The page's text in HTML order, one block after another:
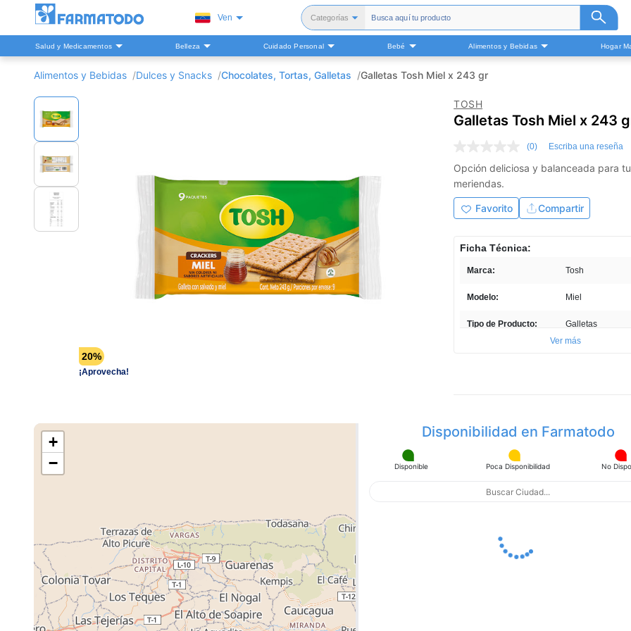
Ven Categorías
Todas
Belleza
Salud y Medicamentos Belleza Cuidado Personal Bebé Alimentos y Bebidas Hogar
Alimentos y Bebidas Dulces y Snacks Chocolates, Tortas, Galletas Galletas Tosh Miel x 243 gr
20%
¡Aprovecha!
TOSH
Galletas Tosh Miel x 243
puntuación
Enlace
en
la
misma
página.
(0) Escriba una reseña
Opción deliciosa y balanceada para
meriendas.
Favorito Compartir
Ficha Técnica:
Marca: Tosh
Modelo: Miel
Tipo de Producto: Galletas
Ver más
+
−
Cargando Mapa con
Tiendas ...
Disponibilidad en Farmatodo
Disponible Poca Disponibilidad No